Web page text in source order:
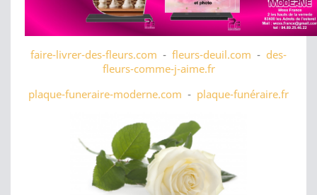
faire-livrer-des-fleurs.com - fleurs-deuil.com - des-
fleurs-comme-j-aime.fr
plaque-funeraire-moderne.com - plaque-funéraire.fr